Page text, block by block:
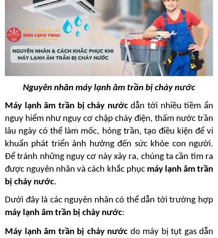
Nguyên nhân máy lạnh âm trần bị chảy nước
Máy lạnh âm trần bị chảy nước dẫn tới nhiều tiềm ẩn
nguy hiểm như nguy cơ chập cháy điện, thấm nước trần
lâu ngày có thể làm mốc, hỏng trần, tạo điều kiện để vi
khuẩn phát triển ảnh hưởng đến sức khỏe con người.
Để tránh những nguy cơ này xảy ra, chúng ta cần tìm ra
được nguyên nhân và cách khắc phục máy lạnh âm trần
bị chảy nước.
máy lạnh âm trần bị chảy nước:
Máy lạnh âm trần bị chảy nước do máy bị tụt gas dẫn